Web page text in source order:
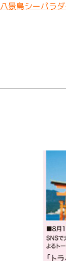
八景島シーパラ